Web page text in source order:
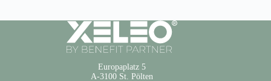
Europaplatz 5
A-3100 St. Pölten